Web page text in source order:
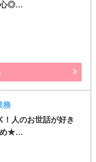
心◎…
務
！人のお世話が好き
め★…